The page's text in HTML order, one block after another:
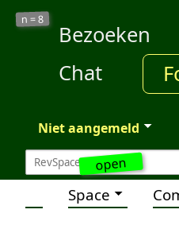
open
n =8
Bezoeken
Chat
Niet aangemeld
Space